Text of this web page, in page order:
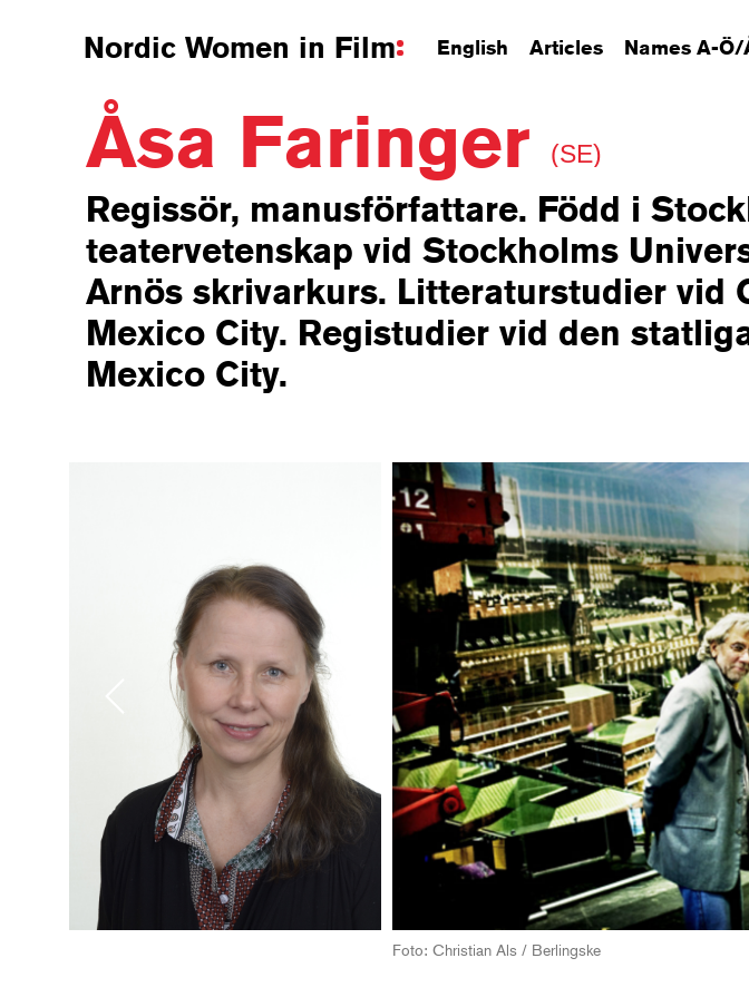
Nordic Women in Film English Articles Names A-Ö/
Åsa Faringer (SE)
Regissör, manusförfattare. Född i
teatervetenskap vid Stockholms
Arnös skrivarkurs. Litteraturstudier vid
Mexico City. Registudier vid den
Mexico City.
Previous
Foto: Christian Als / Berlingske